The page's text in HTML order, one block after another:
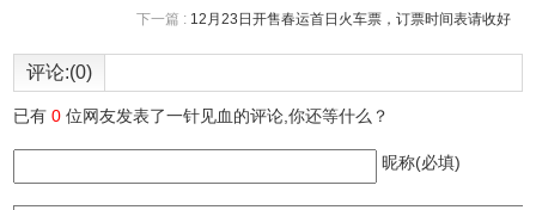
下一篇 : 12月23日开售春运首日火车票，订票时间表请收好
评论:(0)
已有0 位网友发表了一针见血的评论,你还等什么？
昵称(必填)